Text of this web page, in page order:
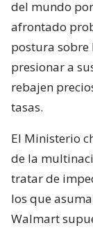
del mundo
afrontado
postura sobre
presionar a
rebajen
tasas.
El Ministerio
de la
tratar de
los que
Walmart